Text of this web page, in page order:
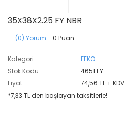
35X38X2.25 FY NBR
(0) Yorum - 0 Puan
Kategori
FEKO
Stok Kodu
4651 FY
Fiyat
74,56 TL + KDV
*7,33 TL den başlayan taksitlerle!